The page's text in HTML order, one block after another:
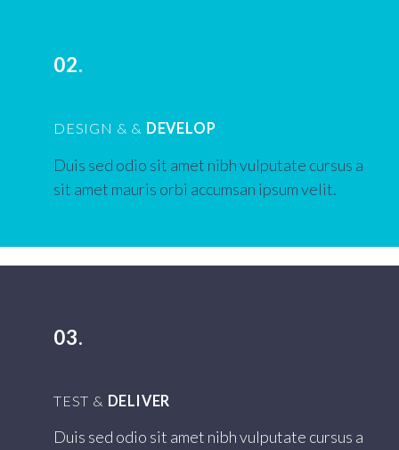
02.
DESIGN & & DEVELOP
Duis sed odio sit amet nibh vulputate cursus a
sit amet mauris orbi accumsan ipsum velit.
03.
TEST & DELIVER
Duis sed odio sit amet nibh vulputate cursus a